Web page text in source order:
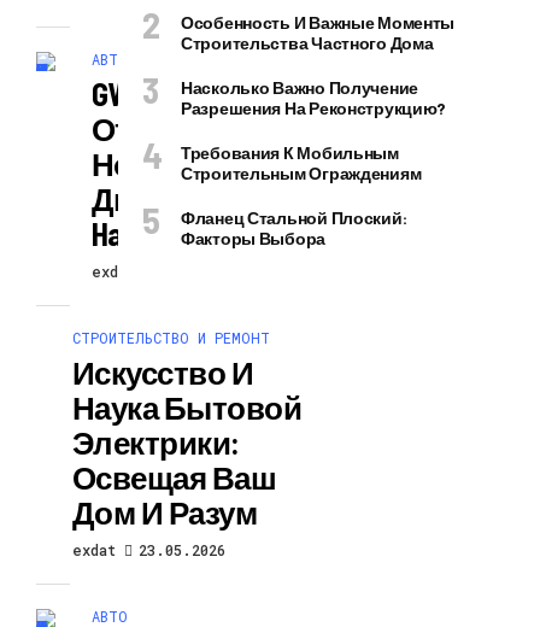
АВТО
GWM В России
Открывает
Новую
Дилерскую Сеть
Haval Pro
exdat
СТРОИТЕЛЬСТВО И РЕМОНТ
Искусство И
Наука Бытовой
Электрики:
Освещая Ваш
Дом И Разум
exdat 23.05.2026
АВТО
Особенность И Важные Моменты
Строительства Частного Дома
Насколько Важно Получение
Разрешения На Реконструкцию?
Требования К Мобильным
Строительным Ограждениям
Фланец Стальной Плоский:
Факторы Выбора